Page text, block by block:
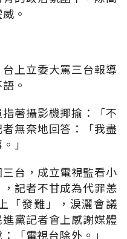
。
上立委大罵三台報導
。
著攝影機揶揄：「不
無奈地回答：「我盡
」
台，成立電視監看小
記者不甘成為代罪恙
「發難」，淚灑會議
黨記者會上感謝媒體
「電視台除外。」